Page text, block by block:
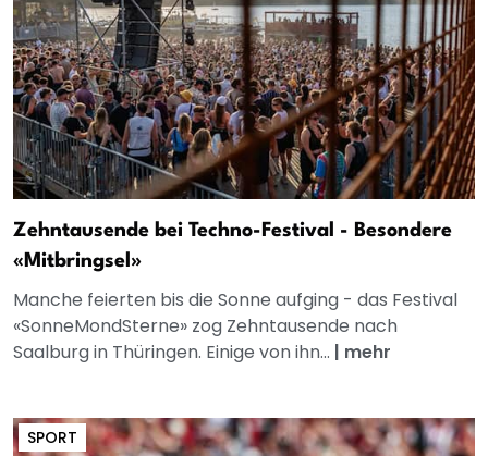
Zehntausende bei Techno-Festival - Besondere
«Mitbringsel»
Manche feierten bis die Sonne aufging - das Festival
«SonneMondSterne» zog Zehntausende nach
Saalburg in Thüringen. Einige von ihn... | mehr
SPORT